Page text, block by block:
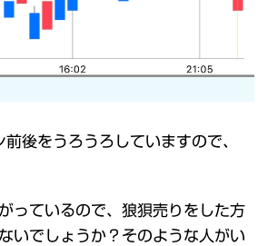
後をうろうろしていますので、
っているので、狼狽売りをした方
いでしょうか？そのような人がい